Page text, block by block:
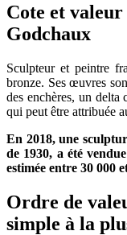
Cote et
Godchaux
Sculpteur et peintre
bronze. Ses œuvres
des enchères, un
qui peut être attribuée
En 2018, une
de 1930, a été
estimée entre 30 000
Ordre de
simple à la